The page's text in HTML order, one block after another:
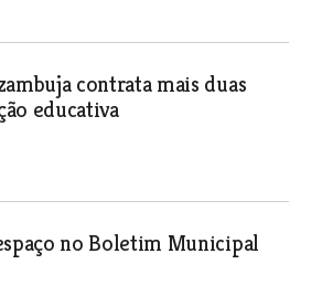
contrata mais duas
educativa
no Boletim Municipal